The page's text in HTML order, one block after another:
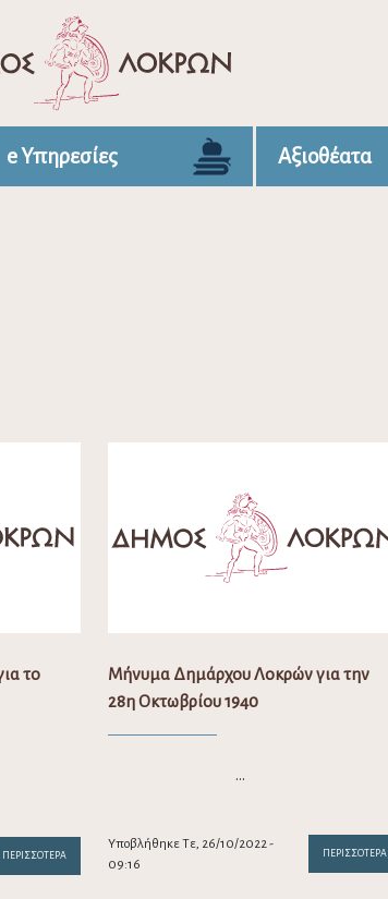
e Υπηρεσίες Αξιοθέατα
το
ΠΕΡΙΣΣΌΤΕΡΑ
Μήνυμα Δημάρχου Λοκρών για την
28η Οκτωβρίου 1940
…
Υποβλήθηκε Τε, 26/10/2022 -
09:16
ΠΕΡΙΣΣΌΤΕΡΑ